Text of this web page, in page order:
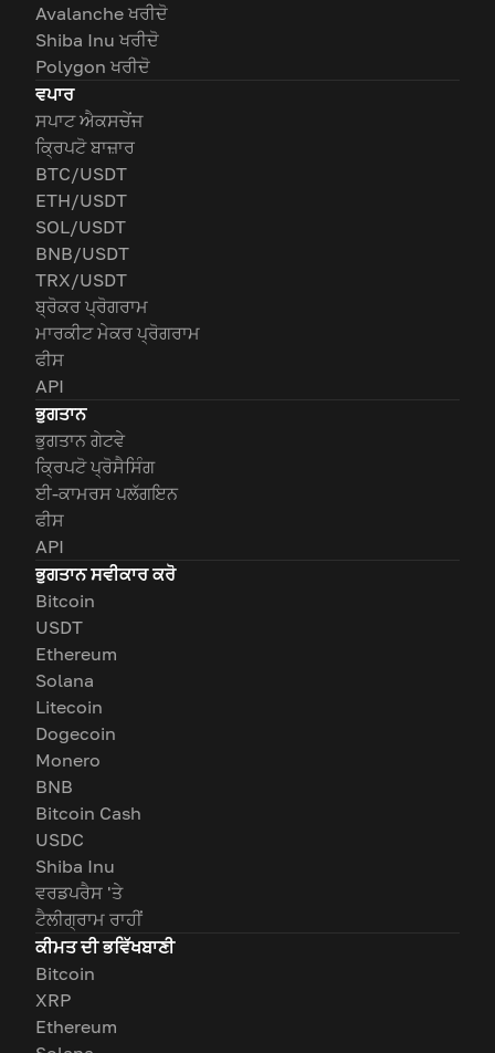
Avalanche ਖਰੀਦੋ
Shiba Inu ਖਰੀਦੋ
Polygon ਖਰੀਦੋ
ਵਪਾਰ
ਸਪਾਟ ਐਕਸਚੇਂਜ
ਕ੍ਰਿਪਟੋ ਬਾਜ਼ਾਰ
BTC/USDT
ETH/USDT
SOL/USDT
BNB/USDT
TRX/USDT
ਬ੍ਰੋਕਰ ਪ੍ਰੋਗਰਾਮ
ਮਾਰਕੀਟ ਮੇਕਰ ਪ੍ਰੋਗਰਾਮ
ਫੀਸ
API
ਭੁਗਤਾਨ
ਭੁਗਤਾਨ ਗੇਟਵੇ
ਕ੍ਰਿਪਟੋ ਪ੍ਰੋਸੈਸਿੰਗ
ਈ-ਕਾਮਰਸ ਪਲੱਗਇਨ
ਫੀਸ
API
ਭੁਗਤਾਨ ਸਵੀਕਾਰ ਕਰੋ
Bitcoin
USDT
Ethereum
Solana
Litecoin
Dogecoin
Monero
BNB
Bitcoin Cash
USDC
Shiba Inu
ਵਰਡਪਰੈਸ 'ਤੇ
ਟੈਲੀਗ੍ਰਾਮ ਰਾਹੀਂ
ਕੀਮਤ ਦੀ ਭਵਿੱਖਬਾਣੀ
Bitcoin
XRP
Ethereum